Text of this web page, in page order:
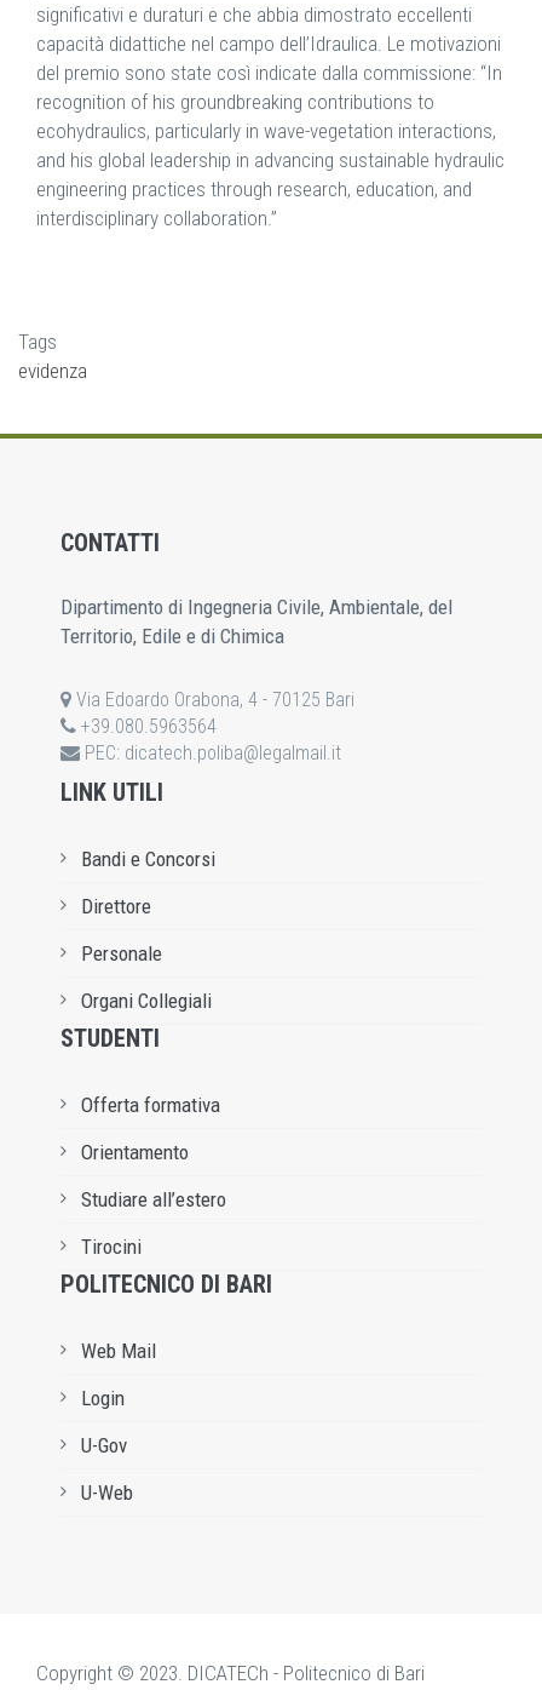
significativi e duraturi e che abbia dimostrato eccellenti
capacità didattiche nel campo dell’Idraulica. Le motivazioni
del premio sono state così indicate dalla commissione: “In
recognition of his groundbreaking contributions to
ecohydraulics, particularly in wave-vegetation interactions,
and his global leadership in advancing sustainable hydraulic
engineering practices through research, education, and
interdisciplinary collaboration.”
Tags
evidenza
CONTATTI
Dipartimento di Ingegneria Civile, Ambientale, del
Territorio, Edile e di Chimica
Via Edoardo Orabona, 4 - 70125 Bari
+39.080.5963564
PEC: dicatech.poliba@legalmail.it
LINK UTILI
Bandi e Concorsi
Direttore
Personale
Organi Collegiali
STUDENTI
Offerta formativa
Orientamento
Studiare all’estero
Tirocini
POLITECNICO DI BARI
Web Mail
Login
U-Gov
U-Web
Copyright © 2023. DICATECh - Politecnico di Bari